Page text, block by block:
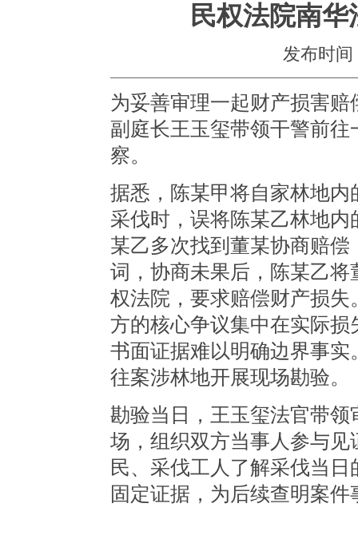
民权法院南
发布时间
为妥善审理一起财产损害
副庭长王玉玺带领干警前
察。
据悉，陈某甲将自家林地
采伐时，误将陈某乙林地
某乙多次找到董某协商赔
词，协商未果后，陈某乙
权法院，要求赔偿财产损
方的核心争议集中在实际
书面证据难以明确边界事
往案涉林地开展现场勘验。
勘验当日，王玉玺法官带
场，组织双方当事人参与
民、采伐工人了解采伐当
固定证据，为后续查明案